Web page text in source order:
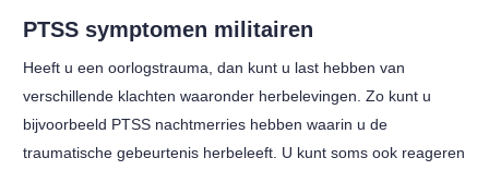
PTSS symptomen militairen
Heeft u een oorlogstrauma, dan kunt u last hebben van
verschillende klachten waaronder herbelevingen. Zo kunt u
bijvoorbeeld PTSS nachtmerries hebben waarin u de
traumatische gebeurtenis herbeleeft. U kunt soms ook reageren